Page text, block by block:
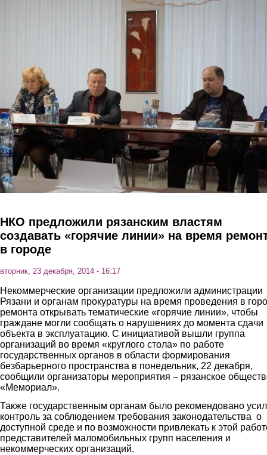
НКО предложили рязанским властям
создавать «горячие линии» на время
в городе
вторник, 23 декабря, 2014 - 16:17
Некоммерческие организации предложили администрации
Рязани и органам прокуратуры на время проведения в
ремонта открывать тематические «горячие линии», чтобы
граждане могли сообщать о нарушениях до момента сдачи
объекта в эксплуатацию. С инициативой вышли группа
организаций во время «круглого стола» по работе
государственных органов в области формирования
безбарьерного пространства в понедельник, 22 декабря,
сообщили организаторы мероприятия – рязанское
«Мемориал».
Также государственным органам было рекомендовано
контроль за соблюдением требования законодательства о
доступной среде и по возможности привлекать к этой
представителей маломобильных групп населения и
некоммерческих организаций.